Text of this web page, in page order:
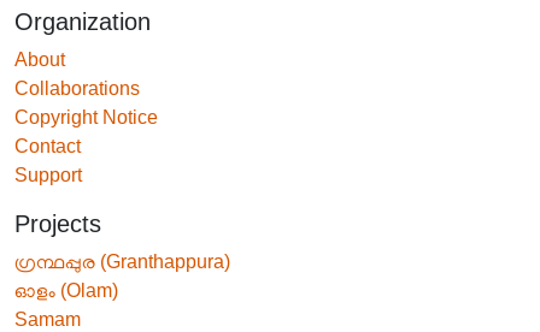
Organization
About
Collaborations
Copyright Notice
Contact
Support
Projects
ഗ്രന്ഥപ്പുര (Granthappura)
ഓളം (Olam)
Samam